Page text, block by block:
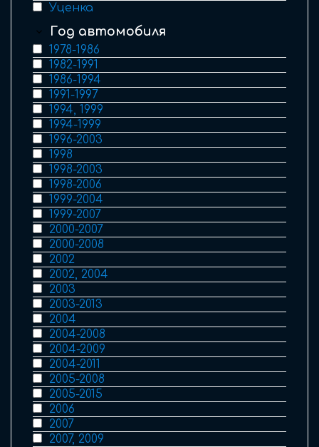
Уценка
Год автомобиля
1978-1986
1982-1991
1986-1994
1991-1997
1994, 1999
1994-1999
1996-2003
1998
1998-2003
1998-2006
1999-2004
1999-2007
2000-2007
2000-2008
2002
2002, 2004
2003
2003-2013
2004
2004-2008
2004-2009
2004-2011
2005-2008
2005-2015
2006
2007
2007, 2009